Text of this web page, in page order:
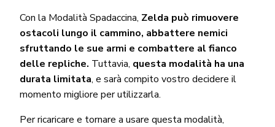
Con la Modalità Spadaccina, Zelda può rimuovere
ostacoli lungo il cammino, abbattere nemici
sfruttando le sue armi e combattere al fianco
delle repliche. Tuttavia, questa modalità ha una
durata limitata, e sarà compito vostro decidere il
momento migliore per utilizzarla.
Per ricaricare e tornare a usare questa modalità,